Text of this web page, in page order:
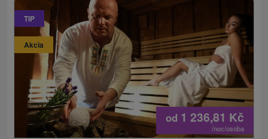
TIP
Akcia
od 1 236,81 Kč
/noc/osoba